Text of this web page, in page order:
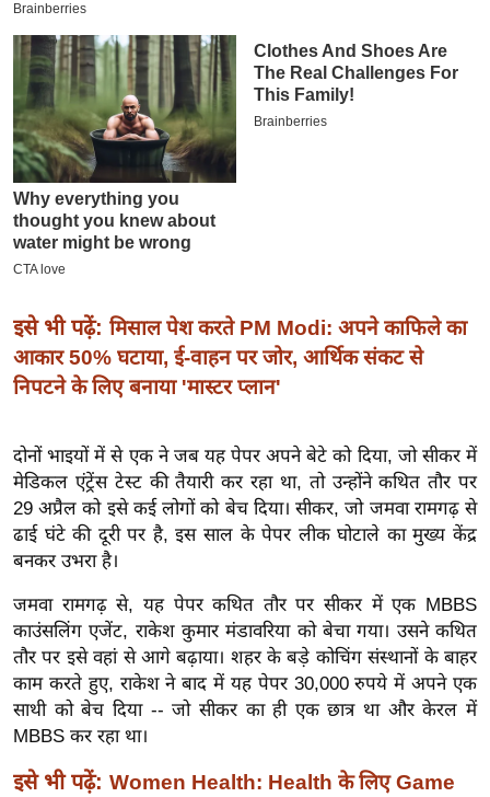
क्रा
इ
म
ई
-
पे
प
र
मि
सा
ल
बे
मि
ल
श
ख्सि
य
त
यं
ग
इं
डि
या
हि
इसे भी पढ़ें: मिसाल पेश करते PM Modi: अपने काफिले का
आकार 50% घटाया, ई-वाहन पर जोर, आर्थिक संकट से
निपटने के लिए बनाया 'मास्टर प्लान'
दोनों भाइयों में से एक ने जब यह पेपर अपने बेटे को दिया, जो सीकर में
मेडिकल एंट्रेंस टेस्ट की तैयारी कर रहा था, तो उन्होंने कथित तौर पर
29 अप्रैल को इसे कई लोगों को बेच दिया। सीकर, जो जमवा रामगढ़ से
ढाई घंटे की दूरी पर है, इस साल के पेपर लीक घोटाले का मुख्य केंद्र
बनकर उभरा है।
जमवा रामगढ़ से, यह पेपर कथित तौर पर सीकर में एक MBBS
काउंसलिंग एजेंट, राकेश कुमार मंडावरिया को बेचा गया। उसने कथित
तौर पर इसे वहां से आगे बढ़ाया। शहर के बड़े कोचिंग संस्थानों के बाहर
काम करते हुए, राकेश ने बाद में यह पेपर 30,000 रुपये में अपने एक
साथी को बेच दिया -- जो सीकर का ही एक छात्र था और केरल में
MBBS कर रहा था।
इसे भी पढ़ें: Women Health: Health के लिए Game